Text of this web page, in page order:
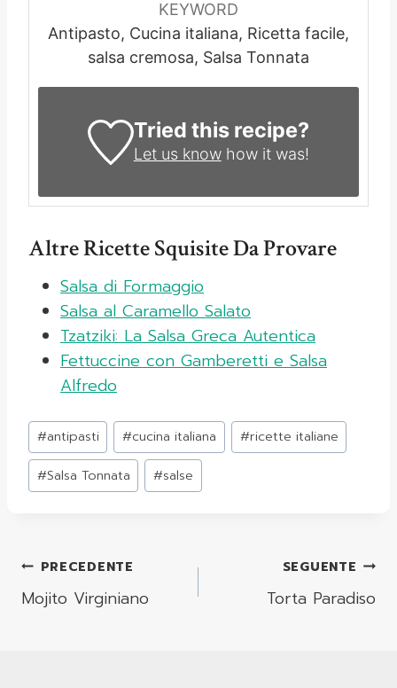
KEYWORD
Antipasto, Cucina italiana, Ricetta facile,
salsa cremosa, Salsa Tonnata
Tried this recipe?
Let us knowhow it was!
Altre Ricette Squisite Da Provare
Salsa di Formaggio
Salsa al Caramello Salato
Tzatziki: La Salsa Greca Autentica
Fettuccine con Gamberetti e Salsa
Alfredo
Tag
articolo:
#antipasti #cucina italiana #ricette italiane
#Salsa Tonnata #salse
Navigazione
Articoli
PRECEDENTE
Mojito Virginiano
SEGUENTE
Torta Paradiso